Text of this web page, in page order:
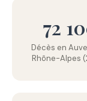
72
Décès en
Rhône-Alpes